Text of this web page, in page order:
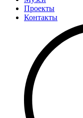
Проекты
Контакты